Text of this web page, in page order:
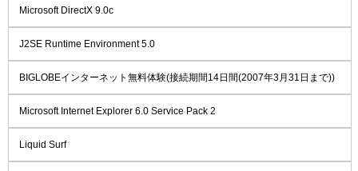
Microsoft DirectX 9.0c
J2SE Runtime Environment 5.0
BIGLOBEインターネット無料体験(接続期間14日間(2007年3月31日まで))
Microsoft Internet Explorer 6.0 Service Pack 2
Liquid Surf